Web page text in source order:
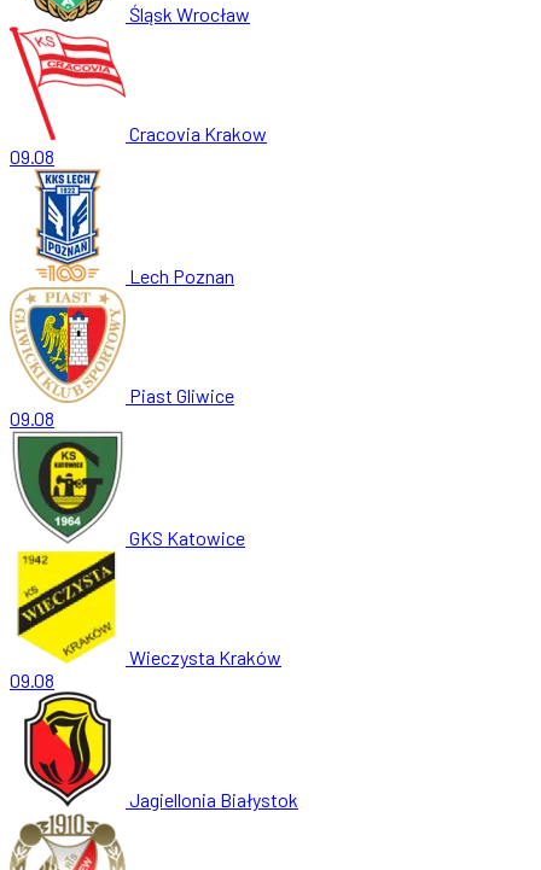
Śląsk Wrocław
Cracovia Krakow
09.08
Lech Poznan
Piast Gliwice
09.08
GKS Katowice
Wieczysta Kraków
09.08
Jagiellonia Białystok